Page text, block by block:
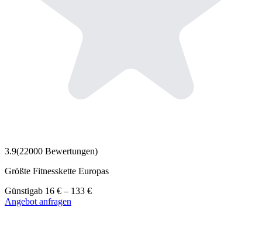
3.9(22000 Bewertungen)
Größte Fitnesskette Europas
Günstigab 16 € – 133 €
Angebot anfragen